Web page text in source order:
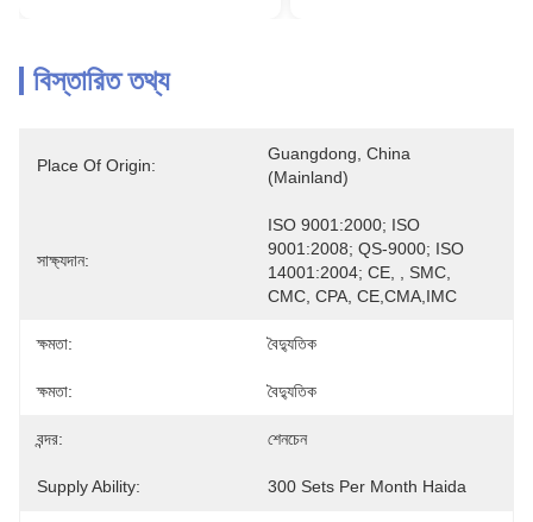
বিস্তারিত তথ্য
Place Of Origin:
Guangdong, China
(Mainland)
সাক্ষ্যদান:
ISO 9001:2000; ISO
9001:2008; QS-9000; ISO
14001:2004; CE, , SMC,
CMC, CPA, CE,CMA,IMC
ক্ষমতা: বৈদ্যুতিক
ক্ষমতা: বৈদ্যুতিক
বন্দর: শেনচেন
Supply Ability: 300 Sets Per Month Haida